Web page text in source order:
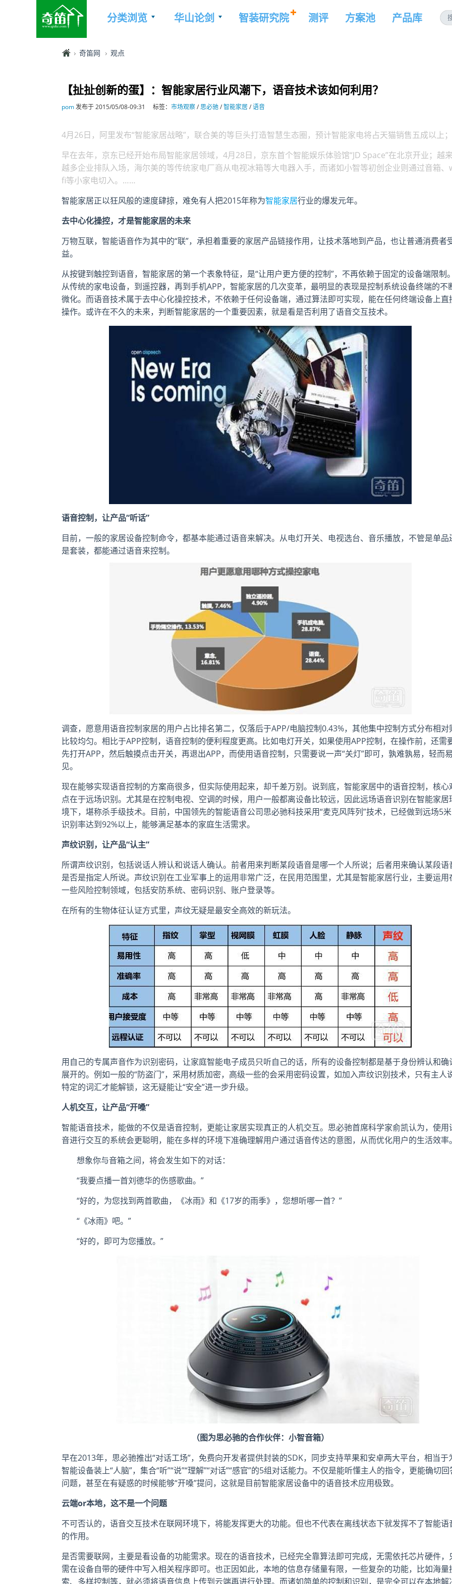
分类浏览 华山论剑 智装研究院 测评 方案池 产品库
奇笛网 观点
【扯扯创新的蛋】：智能家居行业风潮下，语音技术该如何利用？
pom发布于 2015/05/08-09:31 标签： 市场观察/思必驰/智能家居/语音
4月26日，阿里发布“智能家居战略”，联合美的等巨头打造智慧生态圈，预计智能家电将占天猫销售五成以上；
早在去年，京东已经开始布局智能家居领域，4月28日，京东首个智能娱乐体验馆“JD Space”在北京开业；越
越多企业排队入场，海尔美的等传统家电厂商从电视冰箱等大电器入手，而诸如小智等初创企业则通过音箱、
fi等小家电切入。……
智能家居正以狂风般的速度肆掠，难免有人把2015年称为智能家居行业的爆发元年。
去中心化操控，才是智能家居的未来
万物互联，智能语音作为其中的“联”，承担着重要的家居产品链接作用，让技术落地到产品，也让普通消费者
益。
从按键到触控到语音，智能家居的第一个表象特征，是“让用户更方便的控制”，不再依赖于固定的设备端限制
从传统的家电设备，到遥控器，再到手机APP，智能家居的几次变革，最明显的表现是控制系统设备终端的不
微化。而语音技术属于去中心化操控技术，不依赖于任何设备端，通过算法即可实现，能在任何终端设备上直
操作。或许在不久的未来，判断智能家居的一个重要因素，就是看是否利用了语音交互技术。
语音控制，让产品“听话”
目前，一般的家居设备控制命令，都基本能通过语音来解决。从电灯开关、电视选台、音乐播放，不管是单品
是套装，都能通过语音来控制。
调查，愿意用语音控制家居的用户占比排名第二，仅落后于APP/电脑控制0.43%，其他集中控制方式分布相对
比较均匀。相比于APP控制，语音控制的便利程度更高。比如电灯开关，如果使用APP控制，在操作前，还需
先打开APP，然后触摸点击开关，再退出APP，而使用语音控制，只需要说一声“关灯”即可，孰难孰易，轻而
见。
现在能够实现语音控制的方案商很多，但实际使用起来，却千差万别。说到底，智能家居中的语音控制，核心
点在于远场识别。尤其是在控制电视、空调的时候，用户一般都离设备比较远，因此远场语音识别在智能家居
境下，堪称杀手级技术。目前，中国领先的智能语音公司思必驰科技采用“麦克风阵列”技术，已经做到远场5米
识别率达到92%以上，能够满足基本的家庭生活需求。
声纹识别，让产品“认主”
所谓声纹识别，包括说话人辨认和说话人确认。前者用来判断某段语音是哪一个人所说；后者用来确认某段语
是否是指定人所说。声纹识别在工业军事上的运用非常广泛，在民用范围里，尤其是智能家居行业，主要运用
一些风险控制领域，包括安防系统、密码识别、账户登录等。
在所有的生物体征认证方式里，声纹无疑是最安全高效的新玩法。
用自己的专属声音作为识别密码，让家庭智能电子成员只听自己的话，所有的设备控制都是基于身份辨认和确
展开的。例如一般的“防盗门”，采用材质加密，高级一些的会采用密码设置，如加入声纹识别技术，只有主人
特定的词汇才能解锁，这无疑能让“安全”进一步升级。
人机交互，让产品“开嗓”
智能语音技术，能做的不仅是语音控制，更能让家居实现真正的人机交互。思必驰首席科学家俞凯认为，使用
音进行交互的系统会更聪明，能在多样的环境下准确理解用户通过语音传达的意图，从而优化用户的生活效率
想象你与音箱之间，将会发生如下的对话：
“我要点播一首刘德华的伤感歌曲。”
“好的，为您找到两首歌曲，《冰雨》和《17岁的雨季》，您想听哪一首？”
“《冰雨》吧。”
“好的，即可为您播放。”
（图为思必驰的合作伙伴：小智音箱）
早在2013年，思必驰推出“对话工场”，免费向开发者提供封装的SDK，同步支持苹果和安卓两大平台，相当于
智能设备装上“人脑”，集合“听”“说”“理解”“对话”“感官”的5组对话能力。不仅是能听懂主人的指令，更能确切回
问题，甚至在有疑惑的时候能够“开嗓”提问，这就是目前智能家居设备中的语音技术应用极致。
云端or本地，这不是一个问题
不可否认的，语音交互技术在联网环境下，将能发挥更大的功能。但也不代表在离线状态下就发挥不了智能语
的作用。
是否需要联网，主要是看设备的功能需求。现在的语音技术，已经完全靠算法即可完成，无需依托芯片硬件，
需在设备自带的硬件中写入相关程序即可。也正因如此，本地的信息存储量有限，一些复杂的功能，比如海量
索、多样控制等，就必须将语音信息上传到云端再进行处理。而诸如简单的控制和识别，是完全可以在本地解